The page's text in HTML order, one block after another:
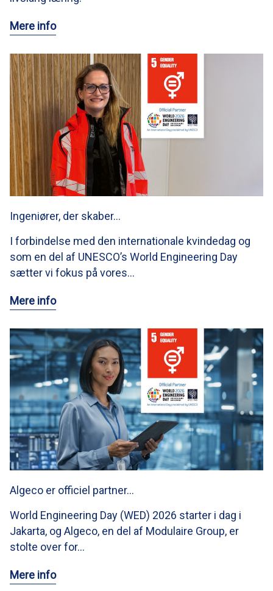
Mere info
Ingeniører, der skaber…
I forbindelse med den internationale kvindedag og
som en del af UNESCO’s World Engineering Day
sætter vi fokus på vores…
Mere info
Algeco er officiel partner…
World Engineering Day (WED) 2026 starter i dag i
Jakarta, og Algeco, en del af Modulaire Group, er
stolte over for…
Mere info